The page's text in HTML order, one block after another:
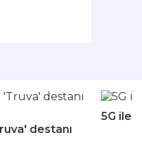
destanı
5G ile